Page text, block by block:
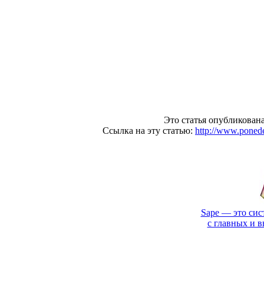
Это статья
Ссылка на эту статью: http://
Sape — это
с главных и